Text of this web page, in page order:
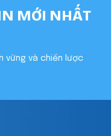
MỚI NHẤT
vững và chiến lược